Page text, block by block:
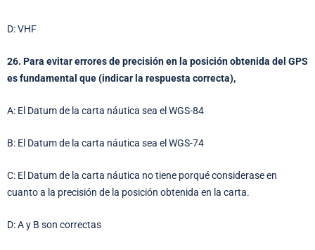
D: VHF
26. Para evitar errores de precisión en la posición obtenida del GPS
es fundamental que (indicar la respuesta correcta),
A: El Datum de la carta náutica sea el WGS-84
B: El Datum de la carta náutica sea el WGS-74
C: El Datum de la carta náutica no tiene porqué considerase en
cuanto a la precisión de la posición obtenida en la carta.
D: A y B son correctas